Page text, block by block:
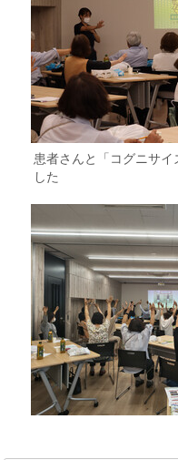
患者さんと「コグニサ
した